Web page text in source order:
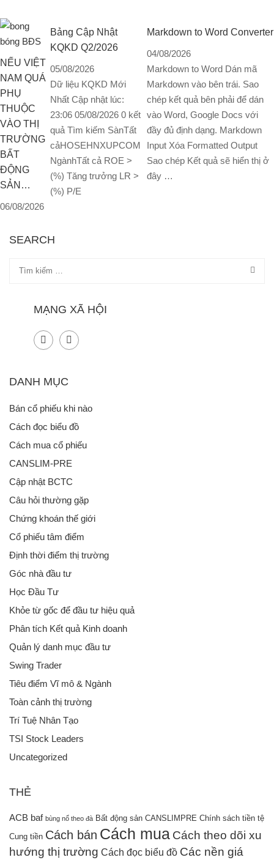
NẾU VIỆT
NAM QUÁ
PHỤ
THUỘC
VÀO THỊ
TRƯỜNG
BẤT
ĐỘNG
SẢN…
06/08/2026
Bảng Cập Nhật
KQKD Q2/2026
05/08/2026
Dữ liệu KQKD Mới
Nhất Cập nhật lúc:
23:06 05/08/2026 0 kết
quả Tìm kiếm SànTất
cảHOSEHNXUPCOM
NgànhTất cả ROE >
(%) Tăng trưởng LR >
(%) P/E
Markdown to Word Converter
04/08/2026
Markdown to Word Dán mã
Markdown vào bên trái. Sao
chép kết quả bên phải để dán
vào Word, Google Docs với
đầy đủ định dạng. Markdown
Input Xóa Formatted Output
Sao chép Kết quả sẽ hiển thị ở
đây …
SEARCH
MẠNG XÃ HỘI
DANH MỤC
Bán cổ phiếu khi nào
Cách đọc biểu đồ
Cách mua cổ phiếu
CANSLIM-PRE
Cập nhật BCTC
Câu hỏi thường gặp
Chứng khoán thế giới
Cổ phiếu tâm điểm
Định thời điểm thị trường
Góc nhà đầu tư
Học Đầu Tư
Khỏe từ gốc để đầu tư hiệu quả
Phân tích Kết quả Kinh doanh
Quản lý danh mục đầu tư
Swing Trader
Tiêu điểm Vĩ mô & Ngành
Toàn cảnh thị trường
Trí Tuệ Nhân Tạo
TSI Stock Leaders
Uncategorized
THẺ
ACB baf bùng nổ theo đà Bất động sản CANSLIMPRE Chính sách tiền tệ
Cung tiền Cách bán Cách mua Cách theo dõi xu
hướng thị trường Cách đọc biểu đồ Các nền giá